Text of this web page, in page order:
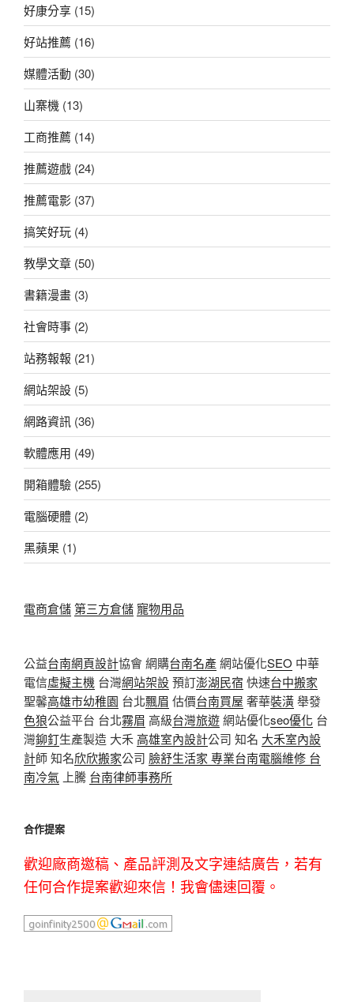
好康分享 (15)
好站推薦 (16)
媒體活動 (30)
山寨機 (13)
工商推薦 (14)
推薦遊戲 (24)
推薦電影 (37)
搞笑好玩 (4)
教學文章 (50)
書籍漫畫 (3)
社會時事 (2)
站務報報 (21)
網站架設 (5)
網路資訊 (36)
軟體應用 (49)
開箱體驗 (255)
電腦硬體 (2)
黑蘋果 (1)
電商倉儲第三方倉儲寵物用品
公益台南網頁設計協會 網購台南名產網站優化SEO 中華
電信虛擬主機 台灣網站架設預訂澎湖民宿 快速台中搬家
聖馨高雄市幼稚園 台北飄眉 估價台南買屋 奢華裝潢舉發
色狼公益平台 台北霧眉 高級台灣旅遊網站優化seo優化 台
灣鉚釘生產製造 大禾高雄室內設計公司 知名 大禾室內設
計師 知名欣欣搬家公司 臉舒生活家 專業台南電腦維修 台
南冷氣 上騰 台南律師事務所
合作提案
歡迎廠商邀稿、產品評測及文字連結廣告，若有
任何合作提案歡迎來信！我會儘速回覆。